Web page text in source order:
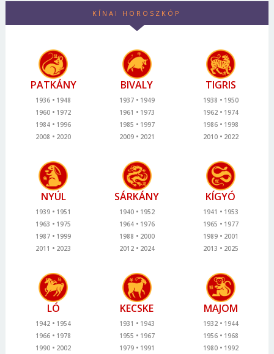
KÍNAI HOROSZKÓP
PATKÁNY
1936
1948
1960
1972
1984
1996
2008
2020
BIVALY
1937
1949
1961
1973
1985
1997
2009
2021
TIGRIS
1938
1950
1962
1974
1986
1998
2010
2022
NYÚL
1939
1951
1963
1975
1987
1999
2011
2023
SÁRKÁNY
1940
1952
1964
1976
1988
2000
2012
2024
KÍGYÓ
1941
1953
1965
1977
1989
2001
2013
2025
LÓ
1942
1954
1966
1978
1990
2002
KECSKE
1931
1943
1955
1967
1979
1991
MAJOM
1932
1944
1956
1968
1980
1992